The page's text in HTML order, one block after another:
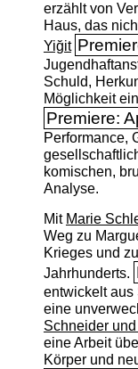
erzählt von
Haus, das
Yiğit
Schuld,
Möglichkeit
Premiere:
Performance,
komischen,
Analyse.
Mit Marie
Weg zu
Krieges und
Jahrhunderts.
entwickelt aus
eine
Schneider
eine Arbeit
Körper und